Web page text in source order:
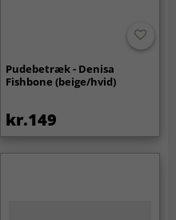
Pudebetræk - Denisa
Fishbone (beige/hvid)
kr.149